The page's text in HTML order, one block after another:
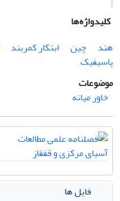
کلیدواژه‌ها
هند
چین ابتکار کمربند
پاسیفیک
موضوعات
خاور میانه
فایل ها